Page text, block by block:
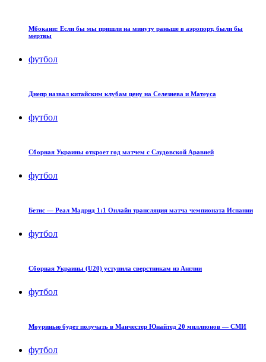
Мбокани: Если бы мы пришли на минуту раньше в аэропорт, были бы
мертвы
футбол
Днепр назвал китайским клубам цену на Селезнева и Матеуса
футбол
Сборная Украины откроет год матчем с Саудовской Аравией
футбол
Бетис — Реал Мадрид 1:1 Онлайн трансляция матча чемпионата Испании
футбол
Сборная Украины (U20) уступила сверстникам из Англии
футбол
Моуринью будет получать в Манчестер Юнайтед 20 миллионов — СМИ
футбол